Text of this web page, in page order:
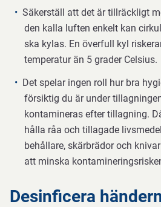
Säkerställ att det är tillräckligt
den kalla luften enkelt kan
ska kylas. En överfull kyl
temperatur än 5 grader Celsius.
Det spelar ingen roll hur bra
försiktig du är under
kontamineras efter tillagning.
hålla råa och tillagade
behållare, skärbrädor och
att minska
Desinficera